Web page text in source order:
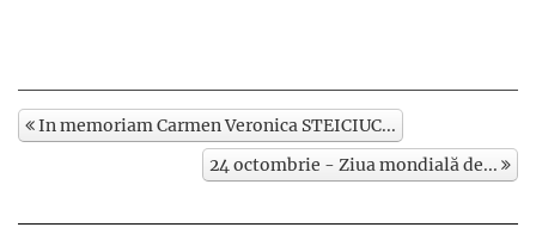
In memoriam Carmen Veronica STEICIUC...
24 octombrie - Ziua mondială de...